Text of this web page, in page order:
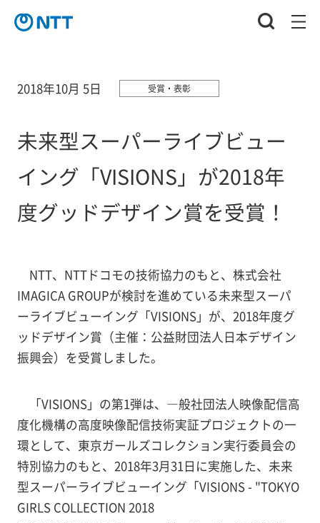
2018年10月 5日 受賞・表彰
未来型スーパーライブビュー
イング「VISIONS」が2018年
度グッドデザイン賞を受賞！
NTT、NTTドコモの技術協力のもと、株式会社
IMAGICA GROUPが検討を進めている未来型スーパ
ーライブビューイング「VISIONS」が、2018年度グ
ッドデザイン賞（主催：公益財団法人日本デザイン
振興会）を受賞しました。
「VISIONS」の第1弾は、―般社団法人映像配信高
度化機構の高度映像配信技術実証プロジェクトの一
環として、東京ガールズコレクション実行委員会の
特別協力のもと、2018年3月31日に実施した、未来
型スーパーライブビューイング「VISIONS - "TOKYO
GIRLS COLLECTION 2018